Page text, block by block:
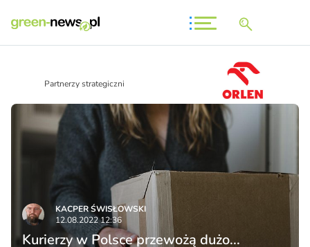
Partnerzy strategiczni
KACPER ŚWISŁO­WSKI
12.08.2022 12:36
Kurierzy w Polsce przewożą dużo...